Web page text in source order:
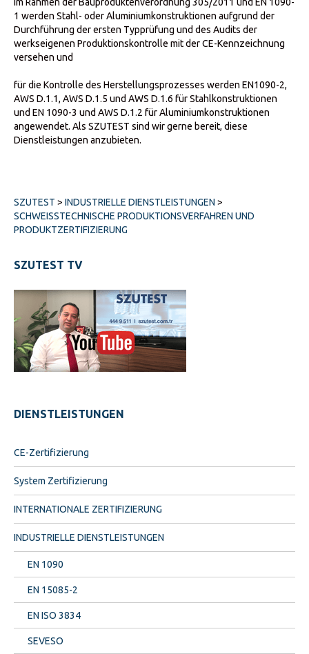
Im Rahmen der Bauproduktenverordnung 305/2011 und EN 1090-
1 werden Stahl- oder Aluminiumkonstruktionen aufgrund der
Durchführung der ersten Typprüfung und des Audits der
werkseigenen Produktionskontrolle mit der CE-Kennzeichnung
versehen und
für die Kontrolle des Herstellungsprozesses werden EN1090-2,
AWS D.1.1, AWS D.1.5 und AWS D.1.6 für Stahlkonstruktionen
und EN 1090-3 und AWS D.1.2 für Aluminiumkonstruktionen
angewendet. Als SZUTEST sind wir gerne bereit, diese
Dienstleistungen anzubieten.
SZUTEST > INDUSTRIELLE DIENSTLEISTUNGEN >
SCHWEISSTECHNISCHE PRODUKTIONSVERFAHREN UND
PRODUKTZERTIFIZIERUNG
SZUTEST TV
DIENSTLEISTUNGEN
CE-Zertifizierung
System Zertifizierung
INTERNATIONALE ZERTIFIZIERUNG
INDUSTRIELLE DIENSTLEISTUNGEN
EN 1090
EN 15085-2
EN ISO 3834
SEVESO